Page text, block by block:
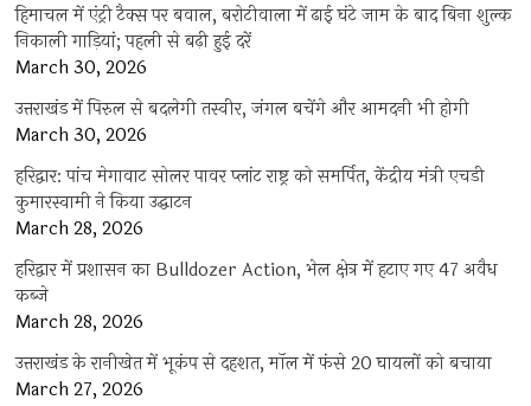
हिमाचल में एंट्री टैक्स पर बवाल, बरोटीवाला में ढाई घंटे जाम के बाद बिना शुल्क
निकाली गाड़ियां; पहली से बढ़ी हुई दरें
March 30, 2026
उत्तराखंड में पिरुल से बदलेगी तस्वीर, जंगल बचेंगे और आमदनी भी होगी
March 30, 2026
हरिद्वार: पांच मेगावाट सोलर पावर प्लांट राष्ट्र को समर्पित, केंद्रीय मंत्री एचडी
कुमारस्वामी ने किया उद्घाटन
March 28, 2026
हरिद्वार में प्रशासन का Bulldozer Action, भेल क्षेत्र में हटाए गए 47 अवैध
कब्जे
March 28, 2026
उत्तराखंड के रानीखेत में भूकंप से दहशत, मॉल में फंसे 20 घायलों को बचाया
March 27, 2026